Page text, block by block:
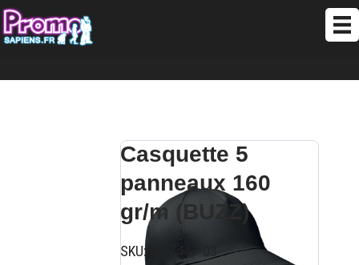
Casquette 5
panneaux 160
gr/m (BUZZ)
SKU: